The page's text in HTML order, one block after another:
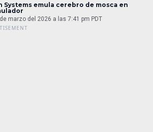
Systems emula cerebro de mosca en
marzo del 2026 a las 7:41 pm PDT